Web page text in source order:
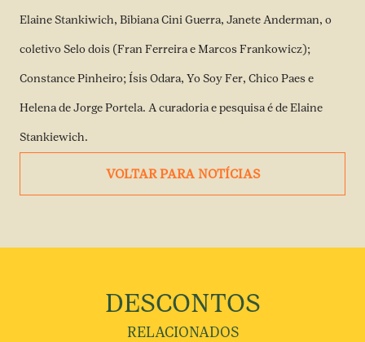
Elaine Stankiwich, Bibiana Cini Guerra, Janete Anderman, o
coletivo Selo dois (Fran Ferreira e Marcos Frankowicz);
Constance Pinheiro; Ísis Odara, Yo Soy Fer, Chico Paes e
Helena de Jorge Portela. A curadoria e pesquisa é de Elaine
Stankiewich.
VOLTAR PARA NOTÍCIAS
DESCONTOS
RELACIONADOS